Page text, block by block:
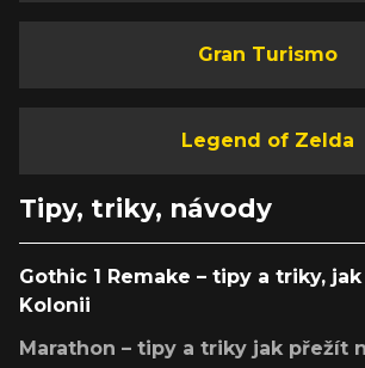
Gran Turismo
Legend of Zelda
Tipy, triky, návody
Gothic 1 Remake – tipy a triky,
Kolonii
Marathon – tipy a triky jak přežít